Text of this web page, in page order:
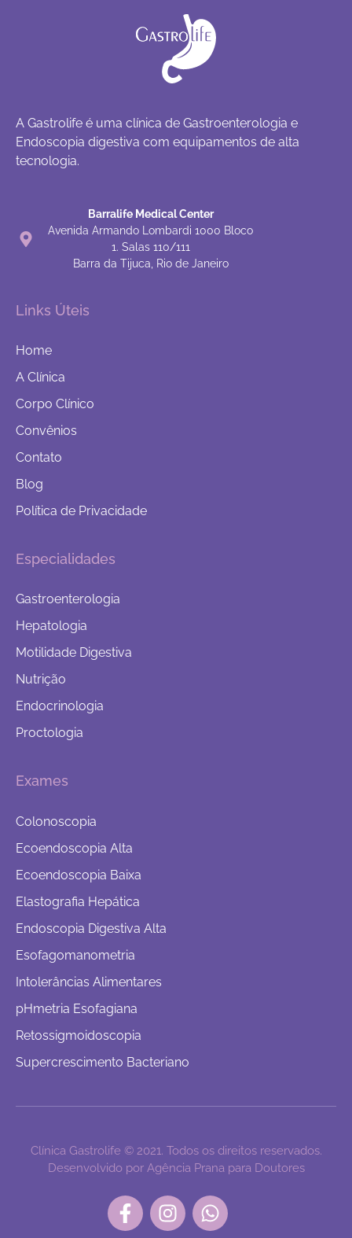
A Gastrolife é uma clínica de Gastroenterologia e
Endoscopia digestiva com equipamentos de alta
tecnologia.
Barralife Medical Center
Avenida Armando Lombardi 1000 Bloco
1. Salas 110/111
Barra da Tijuca, Rio de Janeiro
Links Úteis
Home
A Clínica
Corpo Clínico
Convênios
Contato
Blog
Política de Privacidade
Especialidades
Gastroenterologia
Hepatologia
Motilidade Digestiva
Nutrição
Endocrinologia
Proctologia
Exames
Colonoscopia
Ecoendoscopia Alta
Ecoendoscopia Baixa
Elastografia Hepática
Endoscopia Digestiva Alta
Esofagomanometria
Intolerâncias Alimentares
pHmetria Esofagiana
Retossigmoidoscopia
Supercrescimento Bacteriano
Clínica Gastrolife © 2021. Todos os direitos reservados.
Desenvolvido por Agência Prana para Doutores